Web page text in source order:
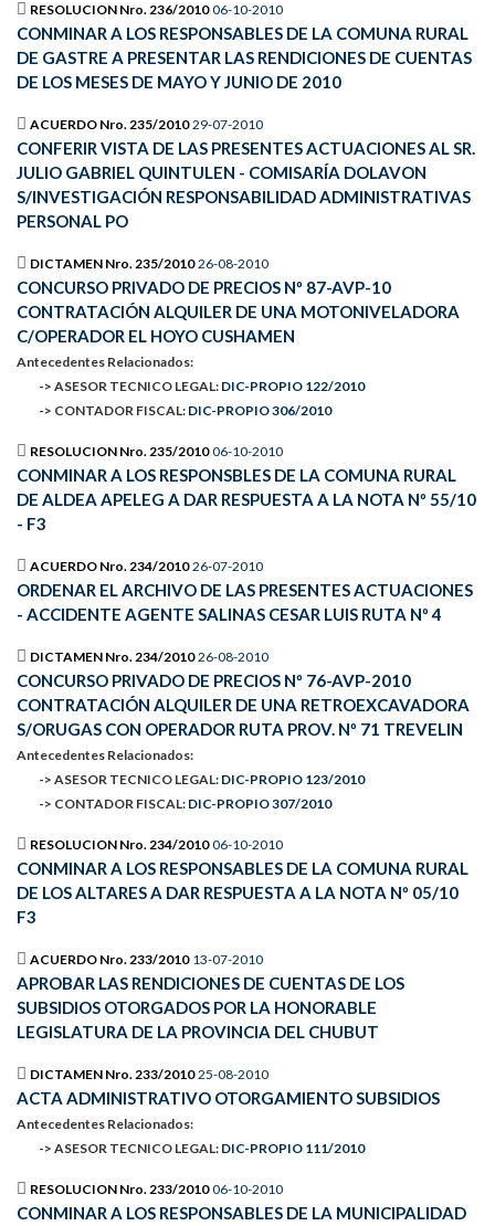
RESOLUCION Nro. 236/2010 06-10-2010
CONMINAR A LOS RESPONSABLES DE LA COMUNA RURAL
DE GASTRE A PRESENTAR LAS RENDICIONES DE CUENTAS
DE LOS MESES DE MAYO Y JUNIO DE 2010
ACUERDO Nro. 235/2010 29-07-2010
CONFERIR VISTA DE LAS PRESENTES ACTUACIONES AL SR.
JULIO GABRIEL QUINTULEN - COMISARÍA DOLAVON
S/INVESTIGACIÓN RESPONSABILIDAD ADMINISTRATIVAS
PERSONAL PO
DICTAMEN Nro. 235/2010 26-08-2010
CONCURSO PRIVADO DE PRECIOS Nº 87-AVP-10
CONTRATACIÓN ALQUILER DE UNA MOTONIVELADORA
C/OPERADOR EL HOYO CUSHAMEN
Antecedentes Relacionados:
-> ASESOR TECNICO LEGAL: DIC-PROPIO 122/2010
-> CONTADOR FISCAL: DIC-PROPIO 306/2010
RESOLUCION Nro. 235/2010 06-10-2010
CONMINAR A LOS RESPONSBLES DE LA COMUNA RURAL
DE ALDEA APELEG A DAR RESPUESTA A LA NOTA Nº 55/10
- F3
ACUERDO Nro. 234/2010 26-07-2010
ORDENAR EL ARCHIVO DE LAS PRESENTES ACTUACIONES
- ACCIDENTE AGENTE SALINAS CESAR LUIS RUTA Nº 4
DICTAMEN Nro. 234/2010 26-08-2010
CONCURSO PRIVADO DE PRECIOS Nº 76-AVP-2010
CONTRATACIÓN ALQUILER DE UNA RETROEXCAVADORA
S/ORUGAS CON OPERADOR RUTA PROV. Nº 71 TREVELIN
Antecedentes Relacionados:
-> ASESOR TECNICO LEGAL: DIC-PROPIO 123/2010
-> CONTADOR FISCAL: DIC-PROPIO 307/2010
RESOLUCION Nro. 234/2010 06-10-2010
CONMINAR A LOS RESPONSABLES DE LA COMUNA RURAL
DE LOS ALTARES A DAR RESPUESTA A LA NOTA Nº 05/10
F3
ACUERDO Nro. 233/2010 13-07-2010
APROBAR LAS RENDICIONES DE CUENTAS DE LOS
SUBSIDIOS OTORGADOS POR LA HONORABLE
LEGISLATURA DE LA PROVINCIA DEL CHUBUT
DICTAMEN Nro. 233/2010 25-08-2010
ACTA ADMINISTRATIVO OTORGAMIENTO SUBSIDIOS
Antecedentes Relacionados:
-> ASESOR TECNICO LEGAL: DIC-PROPIO 111/2010
RESOLUCION Nro. 233/2010 06-10-2010
CONMINAR A LOS RESPONSABLES DE LA MUNICIPALIDAD